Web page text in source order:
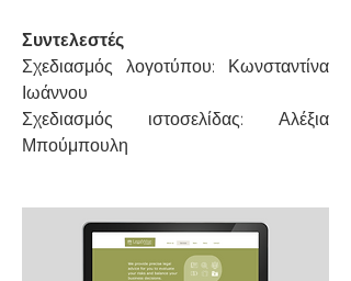
Συντελεστές
Σχεδιασμός λογοτύπου: Κωνσταντίνα
Ιωάννου
Σχεδιασμός ιστοσελίδας: Αλέξια
Μπούμπουλη